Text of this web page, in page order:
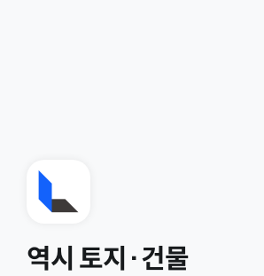
역시 토지·건물